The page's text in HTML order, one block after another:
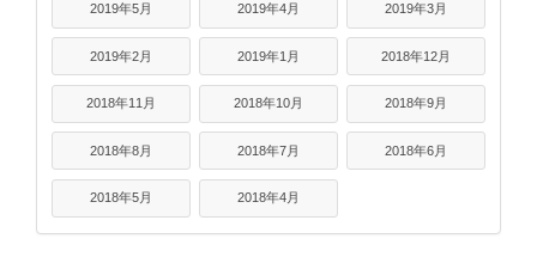
2019年5月 2019年4月 2019年3月
2019年2月 2019年1月 2018年12月
2018年11月 2018年10月 2018年9月
2018年8月 2018年7月 2018年6月
2018年5月 2018年4月